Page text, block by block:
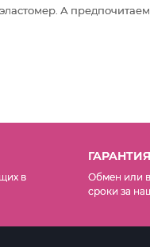
А
в
Обмен или
сроки за